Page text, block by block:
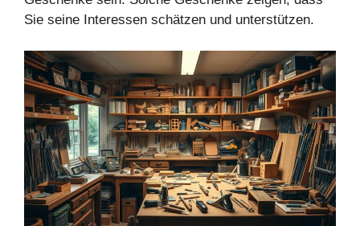
Sie seine Interessen schätzen und unterstützen.